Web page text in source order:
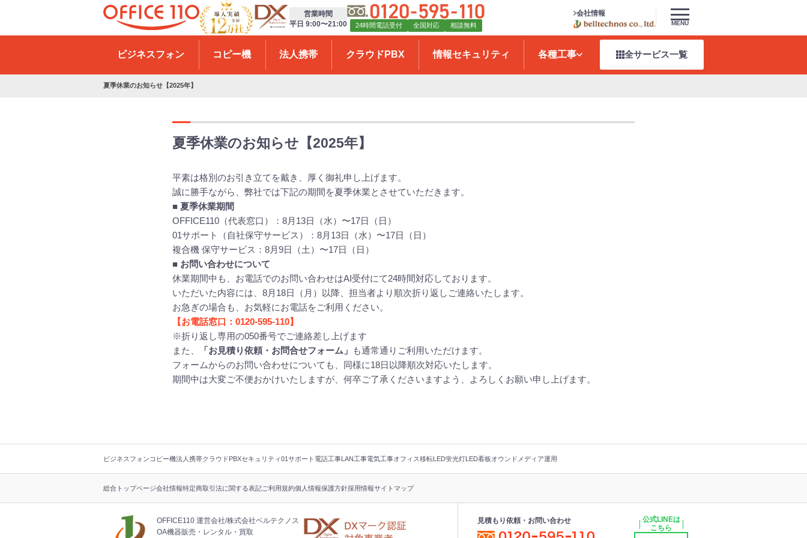
H
e
営業時間
平日 9:00〜21:00
24時間電話受付 全国対応 相談無料
会社情報
MENU
ビジネスフォン コピー機 法人携帯 クラウドPBX 情報セキュリティ 各種工事 全サービス一覧
夏季休業のお知らせ【2025年】
夏季休業のお知らせ【2025年】
平素は格別のお引き立てを戴き、厚く御礼申し上げます。
誠に勝手ながら、弊社では下記の期間を夏季休業とさせていただきます。
■ 夏季休業期間
OFFICE110（代表窓口）：8月13日（水）〜17日（日）
01サポート（自社保守サービス）：8月13日（水）〜17日（日）
複合機 保守サービス：8月9日（土）〜17日（日）
■ お問い合わせについて
休業期間中も、お電話でのお問い合わせはAI受付にて24時間対応しております。
いただいた内容には、8月18日（月）以降、担当者より順次折り返しご連絡いたします。
お急ぎの場合も、お気軽にお電話をご利用ください。
【お電話窓口：0120-595-110】
※折り返し専用の050番号でご連絡差し上げます
また、
「お見積り依頼・お問合せフォーム」
も通常通りご利用いただけます。
フォームからのお問い合わせについても、同様に18日以降順次対応いたします。
期間中は大変ご不便おかけいたしますが、何卒ご了承くださいますよう、よろしくお願い申し上げます。
タ
ナ
ビジネスフォン コピー機法人携帯クラウドPBXセキュリティ01サポート 電話工事LAN工事電気工事オフィス移転LED蛍光灯LED看板オウンドメディア運用
総合トップページ会社情報特定商取引法に関する表記ご利用規約個人情報保護方針採用情報サイトマップ
OFFICE110 運営会社 株式会社ベルテクノス
OA機器販売・レンタル・買取
見積もり依頼・お問い合わせ
公式LINEは
こちら